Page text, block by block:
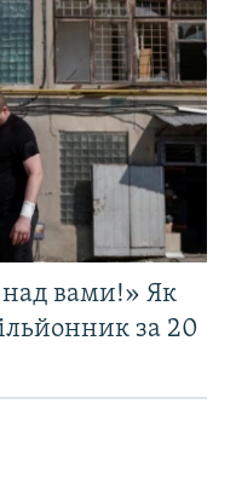
над вами!» Як
за 20